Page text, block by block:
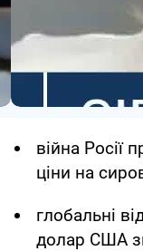
війна Росії
ціни на
глобальні
долар США